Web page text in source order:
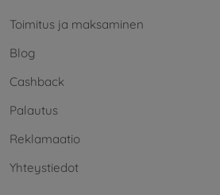
Toimitus ja maksaminen
Blog
Cashback
Palautus
Reklamaatio
Yhteystiedot